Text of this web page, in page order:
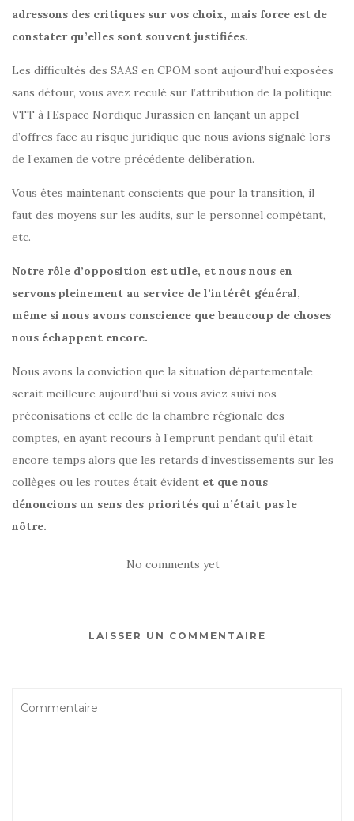
adressons des critiques sur vos choix, mais force est de
constater qu’elles sont souvent justifiées.
Les difficultés des SAAS en CPOM sont aujourd’hui exposées
sans détour, vous avez reculé sur l’attribution de la politique
VTT à l’Espace Nordique Jurassien en lançant un appel
d’offres face au risque juridique que nous avions signalé lors
de l’examen de votre précédente délibération.
Vous êtes maintenant conscients que pour la transition, il
faut des moyens sur les audits, sur le personnel compétant,
etc.
Notre rôle d’opposition est utile, et nous nous en
servons pleinement au service de l’intérêt général,
même si nous avons conscience que beaucoup de choses
nous échappent encore.
Nous avons la conviction que la situation départementale
serait meilleure aujourd’hui si vous aviez suivi nos
préconisations et celle de la chambre régionale des
comptes, en ayant recours à l’emprunt pendant qu’il était
encore temps alors que les retards d’investissements sur les
collèges ou les routes était évident et que nous
dénoncions un sens des priorités qui n’était pas le
nôtre.
No comments yet
LAISSER UN COMMENTAIRE